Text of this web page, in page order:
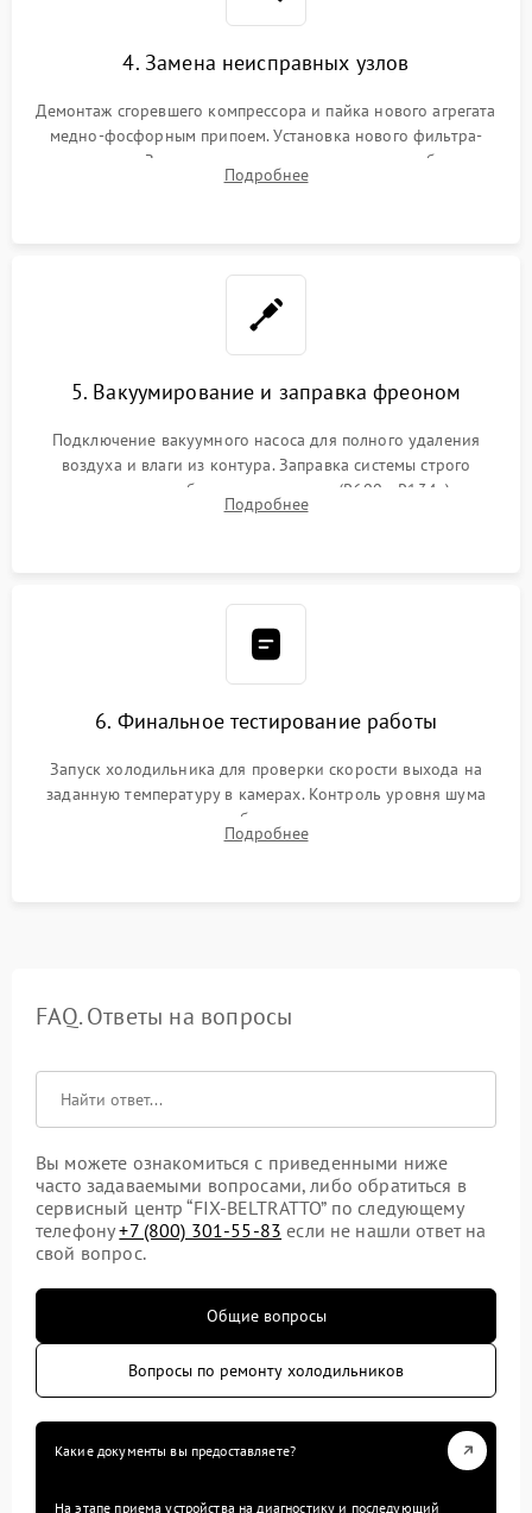
4. Замена неисправных узлов
Демонтаж сгоревшего компрессора и пайка нового агрегата
медно-фосфорным припоем. Установка нового фильтра-
осушителя. Замена изношенных вентиляторов обдува,
сломанных заслонок или поврежденных дверных петель.
Подробнее
5. Вакуумирование и заправка фреоном
Подключение вакуумного насоса для полного удаления
воздуха и влаги из контура. Заправка системы строго
дозированным объемом хладагента (R600a, R134a) по
электронным весам. Контроль рабочего давления в системе.
Подробнее
6. Финальное тестирование работы
Запуск холодильника для проверки скорости выхода на
заданную температуру в камерах. Контроль уровня шума
компрессора, отсутствия обмерзания стенок и корректного
срабатывания системы автоматической оттайки.
Подробнее
FAQ. Ответы на вопросы
Вы можете ознакомиться с приведенными ниже
часто задаваемыми вопросами, либо обратиться в
сервисный центр “FIX-BELTRATTO” по следующему
телефону+7 (800) 301-55-83 если не нашли ответ на
свой вопрос.
Общие вопросы
Вопросы по ремонту холодильников
Какие документы вы предоставляете?
На этапе приема устройства на диагностику и последующий